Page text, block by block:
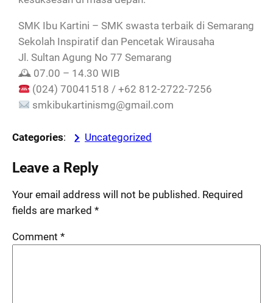
SMK Ibu Kartini – SMK swasta terbaik di Semarang
Sekolah Inspiratif dan Pencetak Wirausaha
Jl. Sultan Agung No 77 Semarang
🕰 07.00 – 14.30 WIB
(024) 70041518 / +62 812-2722-7256
smkibukartinismg@gmail.com
Categories: Uncategorized
Leave a Reply
Your email address will not be published. Required
fields are marked *
Comment *